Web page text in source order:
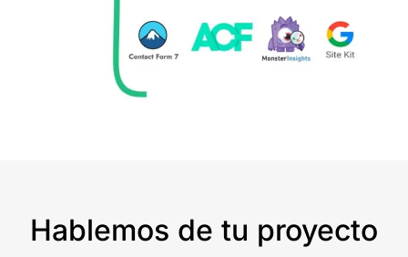
Hablemos de tu proyecto